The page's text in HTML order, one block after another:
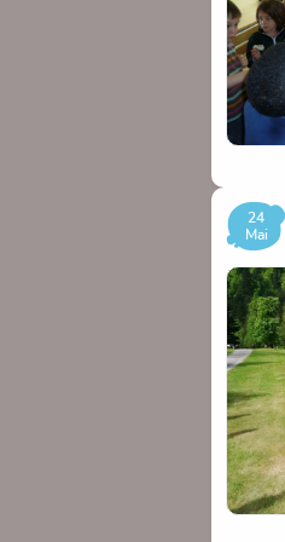
vaut
Merci
24
Mai